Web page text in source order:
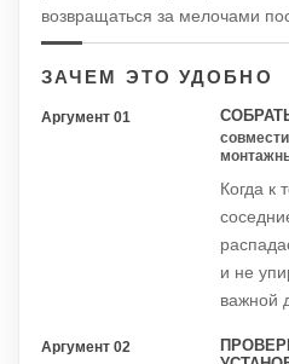
возвращаться за мелочами
ЗАЧЕМ ЭТО УДОБНО
Аргумент 01
Когда к
и не
важной
Аргумент 02